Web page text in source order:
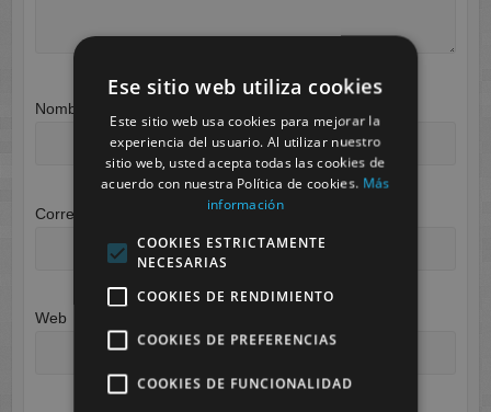
Nombre
Correo electrónico
Web
Ese sitio web utiliza cookies
Este sitio web usa cookies para mejorar la
experiencia del usuario. Al utilizar nuestro
sitio web, usted acepta todas las cookies de
acuerdo con nuestra Política de cookies. Más
información
COOKIES ESTRICTAMENTE
NECESARIAS
COOKIES DE RENDIMIENTO
COOKIES DE PREFERENCIAS
COOKIES DE FUNCIONALIDAD